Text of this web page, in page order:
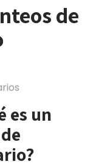
de
es un